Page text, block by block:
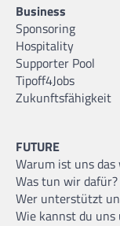
Business
Sponsoring
Hospitality
Supporter Pool
Tipoff4Jobs
Zukunftsfähigkeit
FUTURE
Warum ist uns
Was tun wir dafür?
Wer unterstützt
Wie kannst du